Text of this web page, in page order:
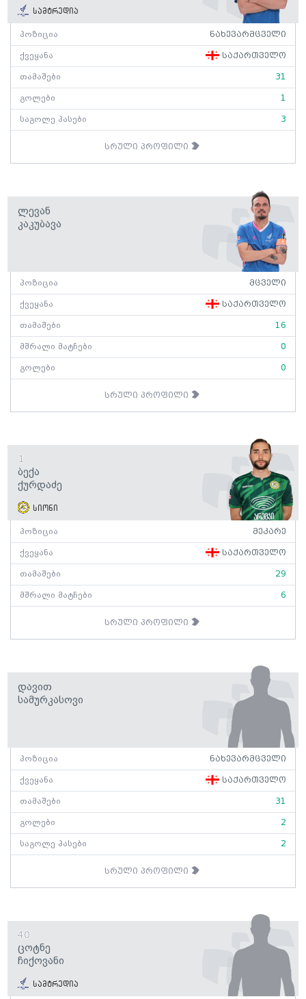
სამტრედია
პოზიცია ნახევარმცველი
ქვეყანა საქართველო
თამაშები 31
გოლები 1
საგოლე პასები 3
სრული პროფილი
Ლევან
Კაკუბავა
პოზიცია მცველი
ქვეყანა საქართველო
თამაშები 16
მშრალი მატჩები 0
გოლები 0
სრული პროფილი
1
Ბექა
Ქურდაძე
სიონი
პოზიცია მეკარე
ქვეყანა საქართველო
თამაშები 29
მშრალი მატჩები 6
სრული პროფილი
Დავით
Სამურკასოვი
პოზიცია ნახევარმცველი
ქვეყანა საქართველო
თამაშები 31
გოლები 2
საგოლე პასები 2
სრული პროფილი
40
Ცოტნე
Ჩიქოვანი
სამტრედია